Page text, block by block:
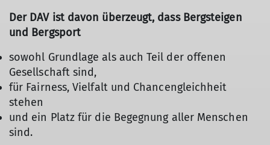
Der DAV ist davon überzeugt, dass Bergsteigen
und Bergsport
sowohl Grundlage als auch Teil der offenen
Gesellschaft sind,
für Fairness, Vielfalt und Chancengleichheit
stehen
und ein Platz für die Begegnung aller Menschen
sind.